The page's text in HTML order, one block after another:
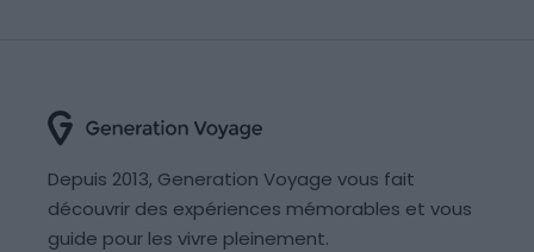
Depuis 2013, Generation Voyage vous fait
découvrir des expériences mémorables et vous
guide pour les vivre pleinement.